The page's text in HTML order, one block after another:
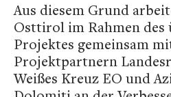
Aus diesem Grund
Osttirol im Rahmen des
Projektes gemeinsam
Projektpartnern
Weißes Kreuz EO und